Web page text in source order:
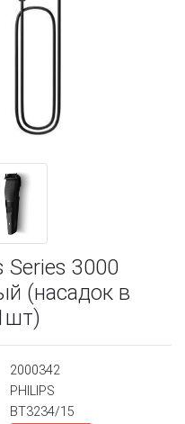
3000
(насадок в
2000342
PHILIPS
BT3234/15